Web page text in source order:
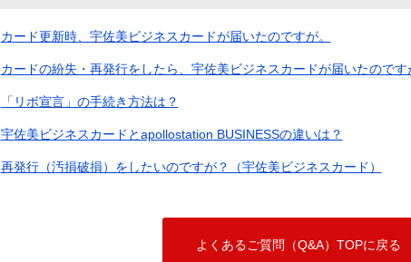
カード更新時、宇佐美ビジネスカードが届いたのですが。
カードの紛失・再発行をしたら、宇佐美ビジネスカードが届いたのです
「リボ宣言」の手続き方法は？
宇佐美ビジネスカードとapollostation BUSINESSの違いは？
再発行（汚損破損）をしたいのですが？（宇佐美ビジネスカード）
よくあるご質問（Q&A）TOPに戻る